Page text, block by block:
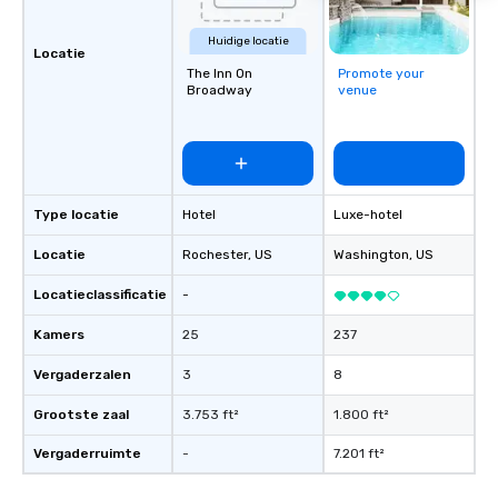
Locatie
Type locatie
Locatie
Locatieclassificatie
Kamers
Vergaderzalen
Grootste zaal
Vergaderruimte
Huidige locatie
The Inn On
Broadway
Hotel
Rochester, US
-
25
3
3.753 ft²
-
Promote your
venue
Luxe-hotel
Washington, US
237
8
1.800 ft²
7.201 ft²